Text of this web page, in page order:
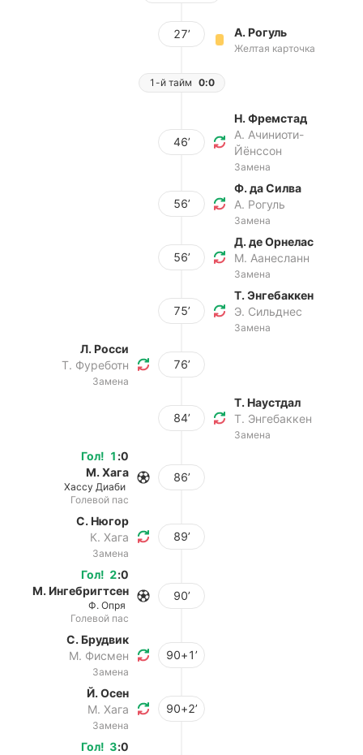
27’ А. Рогуль
Желтая карточка
1-й тайм 0:0
46’
Н. Фремстад
А. Ачиниоти-
Йёнссон
Замена
56’
Ф. да Силва
А. Рогуль
Замена
56’
Д. де Орнелас
М. Аанесланн
Замена
75’
Т. Энгебаккен
Э. Сильднес
Замена
Л. Росси
Т. Фуреботн
Замена
76’
84’
Т. Наустдал
Т. Энгебаккен
Замена
Гол! 1 :0
М. Хага
Хассу Диаби
Голевой пас
86’
С. Нюгор
К. Хага
Замена
89’
Гол! 2:0
М. Ингебригтсен
Ф. Опря
Голевой пас
90’
С. Брудвик
М. Фисмен
Замена
90+1’
Й. Осен
М. Хага
Замена
90+2’
Гол! 3:0